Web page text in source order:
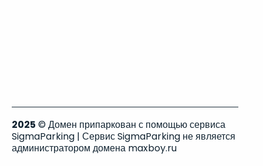
2025 © Домен припаркован с помощью сервиса
SigmaParking | Сервис SigmaParking не является
администратором домена maxboy.ru